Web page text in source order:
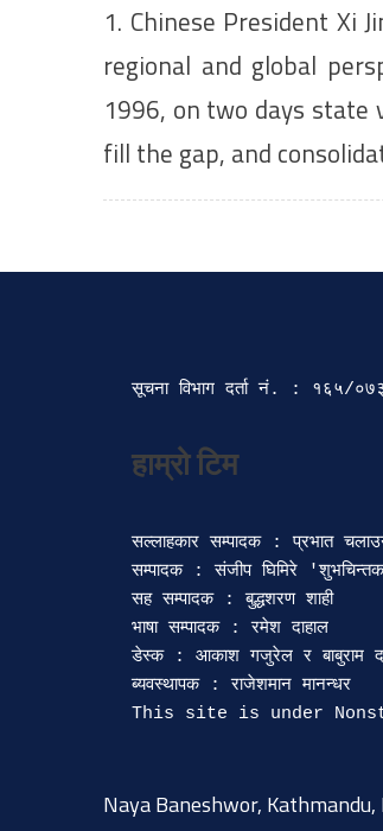
1. Chinese President Xi
regional and global
1996, on two days state
fill the gap, and
सूचना विभाग दर्ता‍ नं. : १६५/
हाम्रो टिम
सल्लाहकार सम्पादक : प्रभात
सम्पादक : संजीप घिमिरे
सह सम्पादक : बुद्धशरण शाही
भाषा सम्पादक : रमेश दाहाल
डेस्क : आकाश गजुरेल र बाबुराम
ब्यवस्थापक : राजेशमान मानन्धर
Naya Baneshwor, Kathmandu,